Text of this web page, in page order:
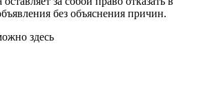
без объяснения причин.
здесь